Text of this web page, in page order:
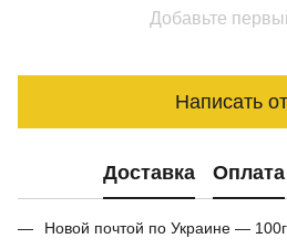
Добавьте
Написать
Доставка Оплата
Новой почтой по Украине —